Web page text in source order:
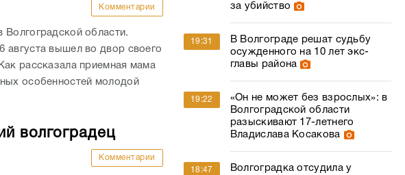
Комментарии
области.
августа вышел во двор своего
рассказала приемная мама
особенностей молодой
волгоградец
Комментарии
за убийство
19:31
В Волгограде решат судьбу
осужденного на 10 лет экс-
главы района
19:22
«Он не может без взрослых»: в
Волгоградской области
разыскивают 17-летнего
Владислава Косакова
18:47
Волгоградка отсудила у